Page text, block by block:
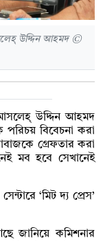
উদ্দিন আহমদ ©
উদ্দিন আহমদ
পরিচয় বিবেচনা করা
গ্রেফতার করা
মব হবে সেখানেই
‘মিট দ্য প্রেস’
জানিয়ে কমিশনার